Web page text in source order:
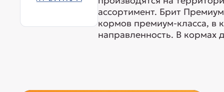
ассортимент. Брит
кормов премиум-класса, в
направленность. В кормах